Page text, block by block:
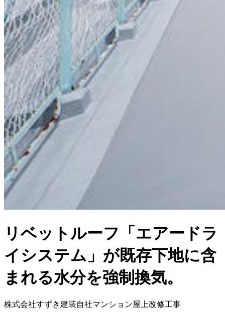
リベットルーフ「エアードラ
イシステム」が既存下地に含
まれる水分を強制換気。
株式会社すずき建装自社マンション屋上改修工事